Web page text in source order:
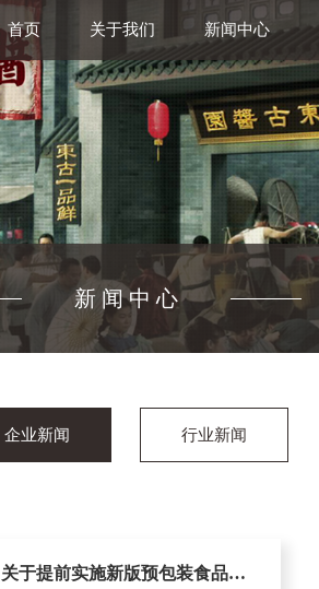
首页 关于我们 新闻中心
新闻中心
企业新闻 行业新闻
关于提前实施新版预包装食品标